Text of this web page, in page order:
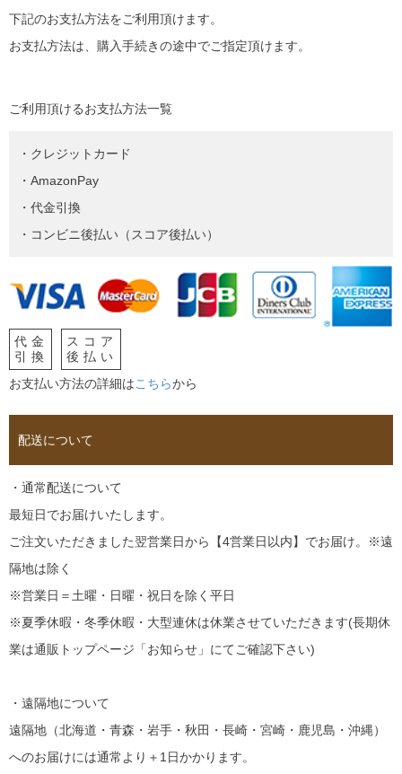
下記のお支払方法をご利用頂けます。
お支払方法は、購入手続きの途中でご指定頂けます。
ご利用頂けるお支払方法一覧
・クレジットカード
・AmazonPay
・代金引換
・コンビニ後払い（スコア後払い）
代金
引換
スコア
後払い
お支払い方法の詳細はこちらから
配送について
・通常配送について
最短日でお届けいたします。
ご注文いただきました翌営業日から【4営業日以内】でお届け。※遠
隔地は除く
※営業日＝土曜・日曜・祝日を除く平日
※夏季休暇・冬季休暇・大型連休は休業させていただきます(長期休
業は通販トップページ「お知らせ」にてご確認下さい)
・遠隔地について
遠隔地（北海道・青森・岩手・秋田・長崎・宮崎・鹿児島・沖縄）
へのお届けには通常より＋1日かかります。